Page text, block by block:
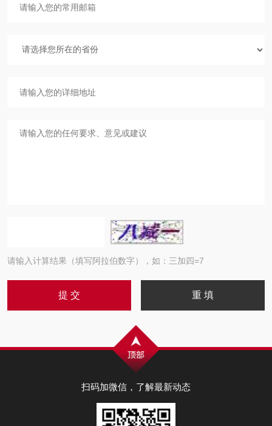
请输入计算结果（填写阿拉伯数字），如：三加四=7
扫码加微信，了解最新动态